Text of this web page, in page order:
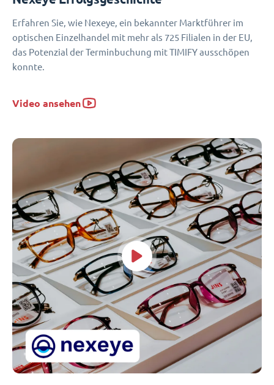
Erfahren Sie, wie Nexeye, ein bekannter Marktführer im
optischen Einzelhandel mit mehr als 725 Filialen in der EU,
das Potenzial der Terminbuchung mit TIMIFY ausschöpen
konnte.
Video ansehen